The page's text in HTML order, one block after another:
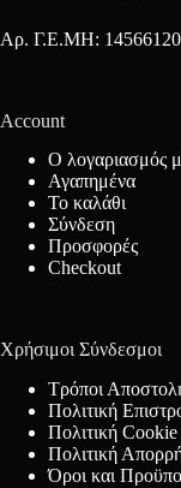
Αρ. Γ.Ε.ΜΗ:
Account
Ο λογαριασμός
Αγαπημένα
Το καλάθι
Σύνδεση
Προσφορές
Checkout
Χρήσιμοι Σύνδεσμοι
Τρόποι
Πολιτική
Πολιτική Cookie
Πολιτική
Όροι και